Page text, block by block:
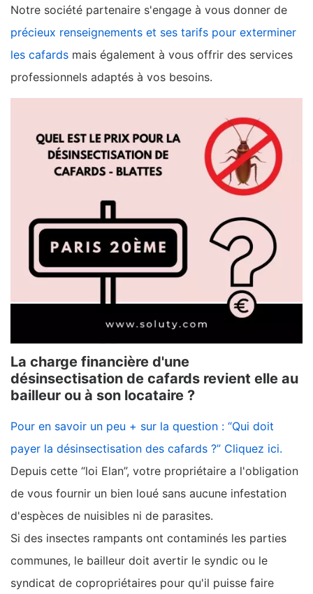
Notre société partenaire s'engage à vous donner de
précieux renseignements et ses tarifs pour exterminer
les cafards mais également à vous offrir des services
professionnels adaptés à vos besoins.
La charge financière d'une
désinsectisation de cafards revient elle au
bailleur ou à son locataire ?
Pour en savoir un peu + sur la question : “Qui doit
payer la désinsectisation des cafards ?” Cliquez ici.
Depuis cette “loi Elan”, votre propriétaire a l'obligation
de vous fournir un bien loué sans aucune infestation
d'espèces de nuisibles ni de parasites.
Si des insectes rampants ont contaminés les parties
communes, le bailleur doit avertir le syndic ou le
syndicat de copropriétaires pour qu'il puisse faire